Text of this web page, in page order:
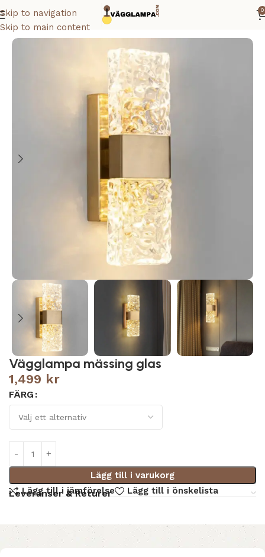
Skip to navigation
Skip to main content
0
Hem Vägglampa badrum
Vägglampa mässing glas
1,499 kr
FÄRG
Lägg till i varukorg
Lägg till i jämförelse
Lägg till i önskelista
Leveranser & Returer